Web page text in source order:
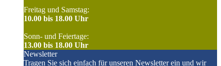
Freitag und Samstag:
10.00 bis 18.00 Uhr
Sonn- und Feiertage:
13.00 bis 18.00 Uhr
Newsletter
Tragen Sie sich einfach für unseren Newsletter ein und wir